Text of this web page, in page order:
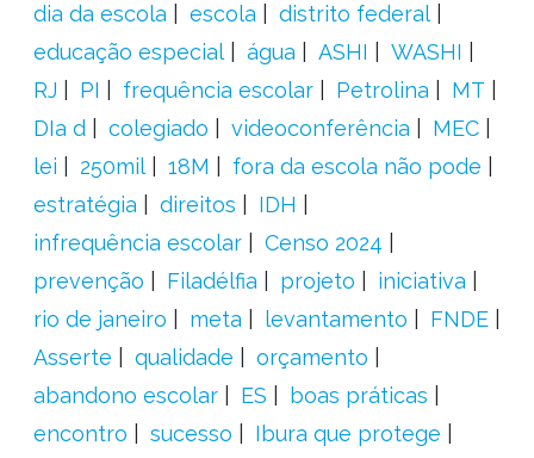
dia da escola
escola
distrito federal
educação especial
água ASHI
WASHI
RJ
PI frequência escolar Petrolina
MT
DIa d
colegiado videoconferência
MEC
lei
250mil 18M
fora da escola não pode
estratégia
direitos
IDH
infrequência escolar
Censo 2024
prevenção
Filadélfia projeto
iniciativa
rio de janeiro
meta levantamento
FNDE
Asserte
qualidade
orçamento
abandono escolar
ES
boas práticas
encontro
sucesso
Ibura que protege